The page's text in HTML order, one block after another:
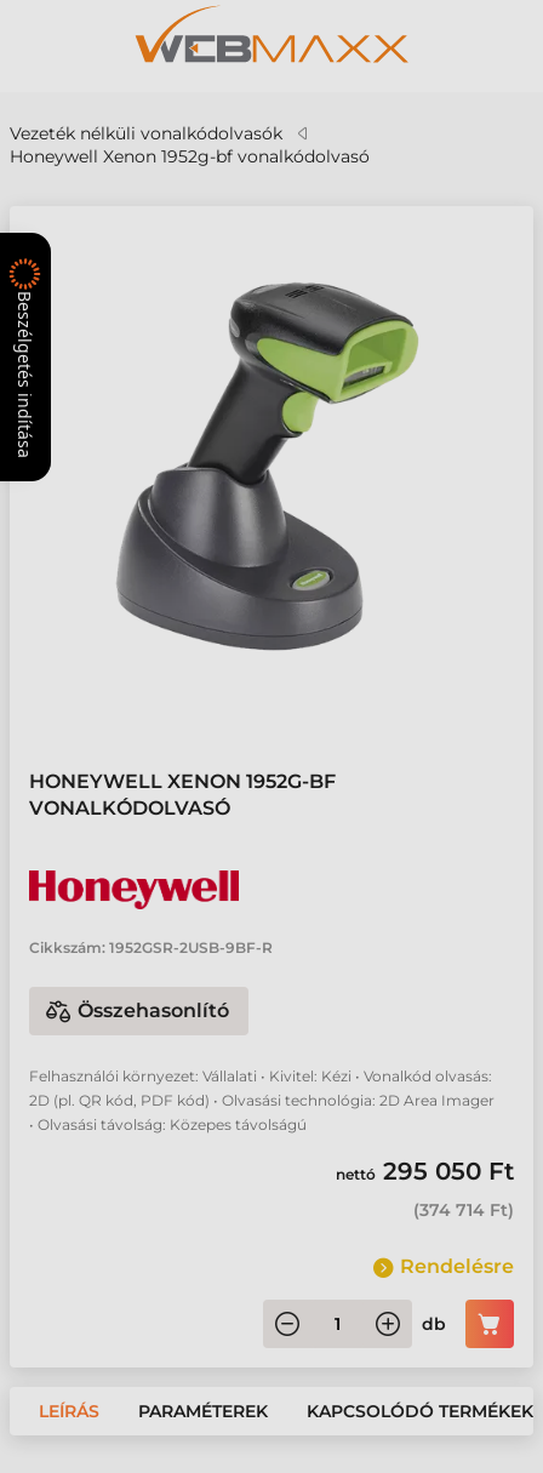
Vezeték nélküli vonalkódolvasók
Honeywell Xenon 1952g-bf vonalkódolvasó
HONEYWELL XENON 1952G-BF
VONALKÓDOLVASÓ
Cikkszám: 1952GSR-2USB-9BF-R
Összehasonlító
Felhasználói környezet: Vállalati • Kivitel: Kézi • Vonalkód olvasás:
2D (pl. QR kód, PDF kód) • Olvasási technológia: 2D Area Imager
• Olvasási távolság: Közepes távolságú
nettó 295 050 Ft
(374 714 Ft)
Rendelésre
db
LEÍRÁS PARAMÉTEREK KAPCSOLÓDÓ TERMÉKEK
Beszélgetés indítása